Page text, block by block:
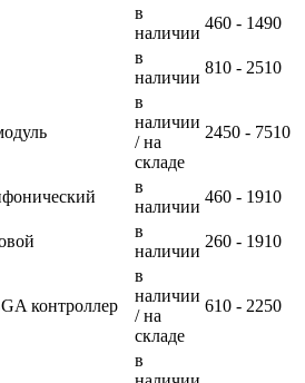
в
наличии
460 - 1490
в
наличии
810 - 2510
в
наличии
/ на
складе
2450 - 7510
в
наличии
460 - 1910
в
наличии
260 - 1910
контроллер
в
наличии
/ на
складе
610 - 2250
в